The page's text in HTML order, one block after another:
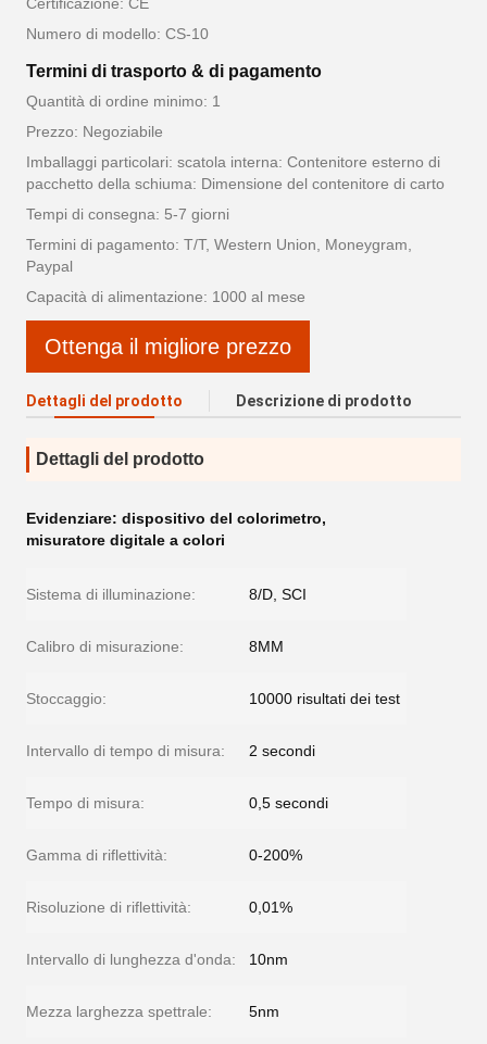
Numero di modello: CS-10
Termini di trasporto & di pagamento
Quantità di ordine minimo: 1
Prezzo: Negoziabile
Imballaggi particolari: scatola interna: Contenitore esterno di
pacchetto della schiuma: Dimensione del contenitore di carto
Tempi di consegna: 5-7 giorni
Termini di pagamento: T/T, Western Union, Moneygram,
Paypal
Capacità di alimentazione: 1000 al mese
Ottenga il migliore prezzo
Dettagli del prodotto Descrizione di prodotto
Dettagli del prodotto
Evidenziare: dispositivo del colorimetro,
misuratore digitale a colori
Sistema di illuminazione: 8/D, SCI
Calibro di misurazione: 8MM
Stoccaggio: 10000 risultati dei test
Intervallo di tempo di misura: 2 secondi
Tempo di misura: 0,5 secondi
Gamma di riflettività: 0-200%
Risoluzione di riflettività: 0,01%
Intervallo di lunghezza d'onda: 10nm
Mezza larghezza spettrale: 5nm